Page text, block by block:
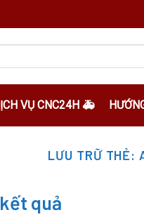
VỤ CNC24H 🚑
LƯU TRỮ THẺ:
quả